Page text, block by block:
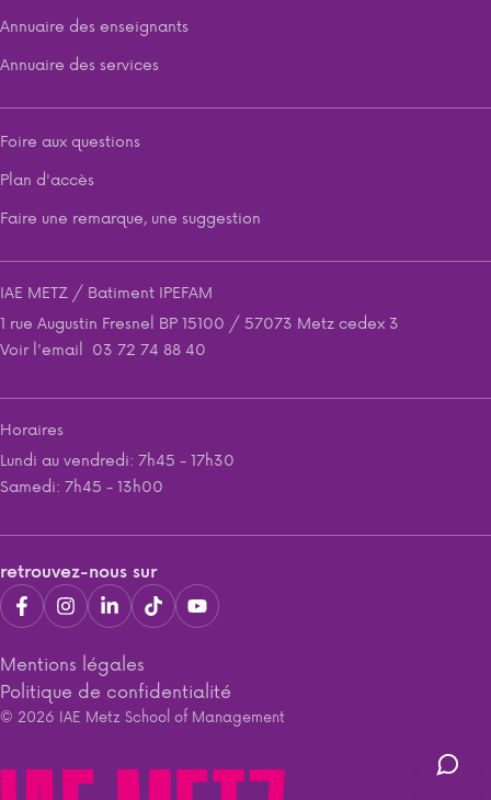
Annuaire des enseignants
Annuaire des services
Foire aux questions
Plan d'accès
Faire une remarque, une suggestion
IAE METZ / Batiment IPEFAM
1 rue Augustin Fresnel BP 15100 / 57073 Metz cedex 3
Voir l'email 03 72 74 88 40
Horaires
Lundi au vendredi: 7h45 - 17h30
Samedi: 7h45 - 13h00
Mentions légales
Politique de confidentialité
retrouvez-nous sur
© 2026 IAE Metz School of Management